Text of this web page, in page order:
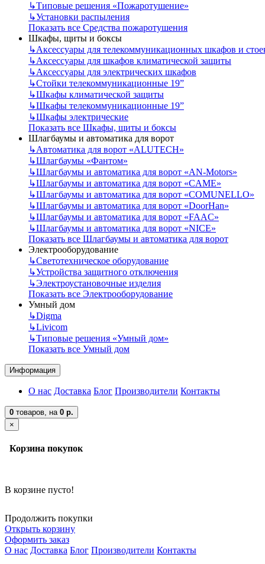
↳Типовые решения «Пожаротушение»
↳Установки распыления
Показать все Средства пожаротушения
Шкафы, щиты и боксы
↳Аксессуары для телекоммуникационных шкафов и
↳Аксессуары для шкафов климатической защиты
↳Аксессуары для электрических шкафов
↳Стойки телекоммуникационные 19”
↳Шкафы климатической защиты
↳Шкафы телекоммуникационные 19”
↳Шкафы электрические
Показать все Шкафы, щиты и боксы
Шлагбаумы и автоматика для ворот
↳Автоматика для ворот «ALUTECH»
↳Шлагбаумы «Фантом»
↳Шлагбаумы и автоматика для ворот «AN-Motors»
↳Шлагбаумы и автоматика для ворот «CAME»
↳Шлагбаумы и автоматика для ворот «COMUNELLO»
↳Шлагбаумы и автоматика для ворот «DoorHan»
↳Шлагбаумы и автоматика для ворот «FAAC»
↳Шлагбаумы и автоматика для ворот «NICE»
Показать все Шлагбаумы и автоматика для ворот
Электрооборудование
↳Светотехническое оборудование
↳Устройства защитного отключения
↳Электроустановочные изделия
Показать все Электрооборудование
Умный дом
↳Digma
↳Livicom
↳Типовые решения «Умный дом»
Показать все Умный дом
Информация
О нас Доставка Блог Производители Контакты
0 товаров, на 0 р.
×
Корзина покупок
В корзине пусто!
Продолжить покупки
Открыть корзину
Оформить заказ
О нас Доставка Блог Производители Контакты